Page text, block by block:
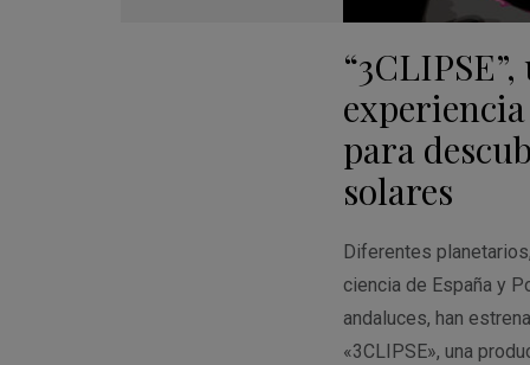
para
solares
Diferentes
ciencia de España y
andaluces, han
«3CLIPSE», una